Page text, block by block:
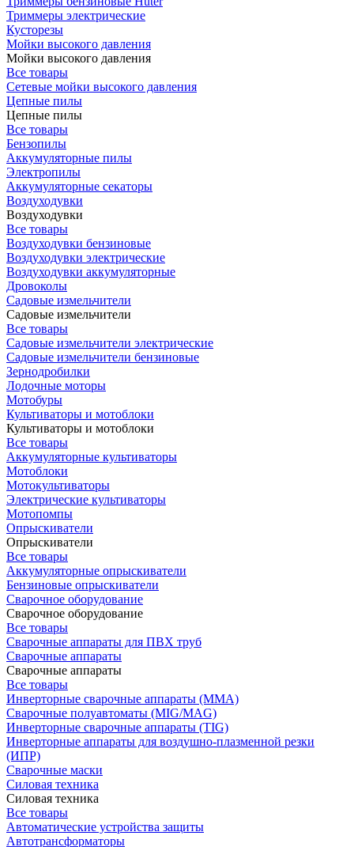
Триммеры электрические
Кусторезы
Мойки высокого давления
Мойки высокого давления
Все товары
Сетевые мойки высокого давления
Цепные пилы
Цепные пилы
Все товары
Бензопилы
Аккумуляторные пилы
Электропилы
Аккумуляторные секаторы
Воздуходувки
Воздуходувки
Все товары
Воздуходувки бензиновые
Воздуходувки электрические
Воздуходувки аккумуляторные
Дровоколы
Садовые измельчители
Садовые измельчители
Все товары
Садовые измельчители электрические
Садовые измельчители бензиновые
Зернодробилки
Лодочные моторы
Мотобуры
Культиваторы и мотоблоки
Культиваторы и мотоблоки
Все товары
Аккумуляторные культиваторы
Мотоблоки
Мотокультиваторы
Электрические культиваторы
Мотопомпы
Опрыскиватели
Опрыскиватели
Все товары
Аккумуляторные опрыскиватели
Бензиновые опрыскиватели
Сварочное оборудование
Сварочное оборудование
Все товары
Сварочные аппараты для ПВХ труб
Сварочные аппараты
Сварочные аппараты
Все товары
Инверторные сварочные аппараты (ММА)
Сварочные полуавтоматы (MIG/MAG)
Инверторные сварочные аппараты (TIG)
Инверторные аппараты для воздушно-плазменной резки
(ИПР)
Сварочные маски
Силовая техника
Силовая техника
Все товары
Автоматические устройства защиты
Автотрансформаторы